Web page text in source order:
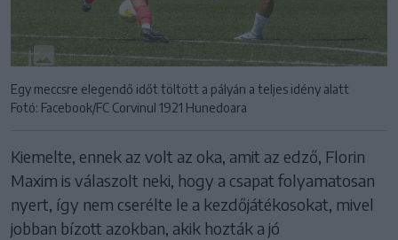
Egy meccsre elegendő időt töltött a pályán a teljes idény alatt
Fotó: Facebook/FC Corvinul 1921 Hunedoara
Kiemelte, ennek az volt az oka, amit az edző, Florin
Maxim is válaszolt neki, hogy a csapat folyamatosan
nyert, így nem cserélte le a kezdőjátékosokat, mivel
jobban bízott azokban, akik hozták a jó